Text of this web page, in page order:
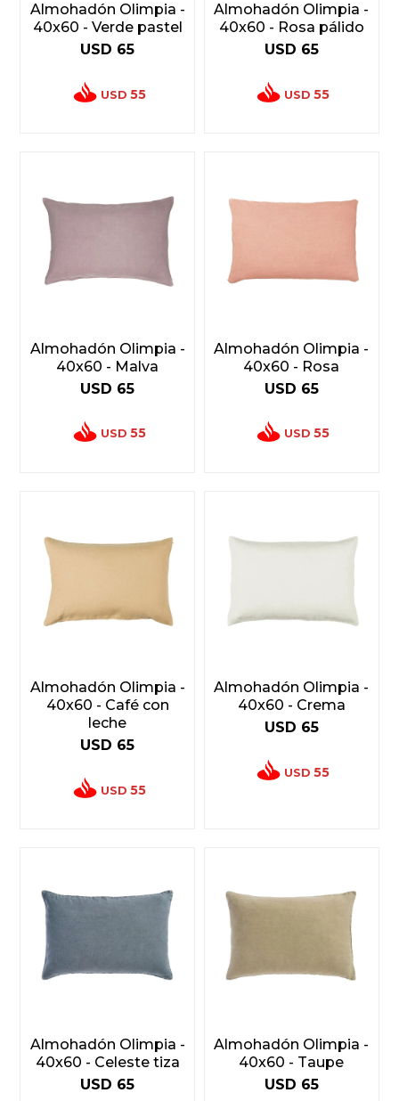
Almohadón Olimpia -
40x60 - Verde pastel
USD 65
USD 55
Almohadón Olimpia -
40x60 - Rosa pálido
USD 65
USD 55
Almohadón Olimpia -
40x60 - Malva
USD 65
USD 55
Almohadón Olimpia -
40x60 - Rosa
USD 65
USD 55
Almohadón Olimpia -
40x60 - Café con
leche
USD 65
USD 55
Almohadón Olimpia -
40x60 - Crema
USD 65
USD 55
Almohadón Olimpia -
40x60 - Celeste tiza
USD 65
Almohadón Olimpia -
40x60 - Taupe
USD 65